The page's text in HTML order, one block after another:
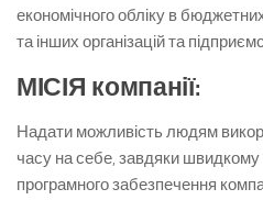
економічного обліку в
та інших організацій та
МІСІЯ компанії:
Надати можливість людям
часу на себе, завдяки швидкому
програмного забезпечення